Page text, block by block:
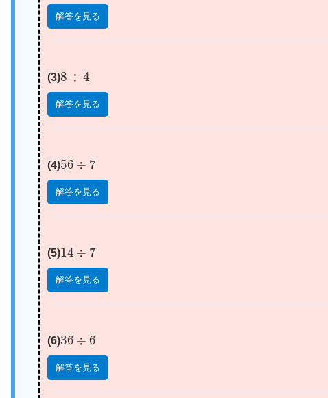
解答を見る
(3)
8
解答を見る
(4)
56
解答を見る
(5)
14
解答を見る
(6)
36
解答を見る